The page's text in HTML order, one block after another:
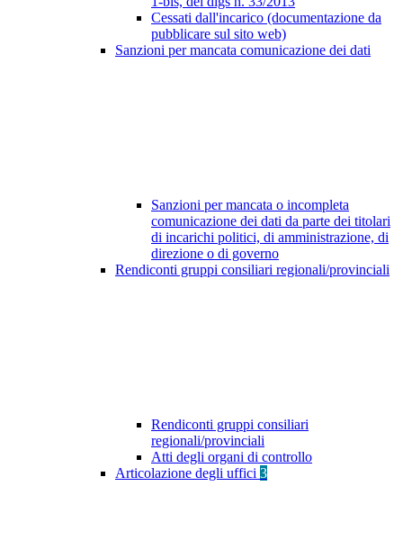
Cessati dall'incarico (documentazione da
pubblicare sul sito web)
Sanzioni per mancata comunicazione dei dati
Sanzioni per mancata o incompleta
comunicazione dei dati da parte dei titolari
di incarichi politici, di amministrazione, di
direzione o di governo
Rendiconti gruppi consiliari regionali/provinciali
Rendiconti gruppi consiliari
regionali/provinciali
Atti degli organi di controllo
Articolazione degli uffici 3